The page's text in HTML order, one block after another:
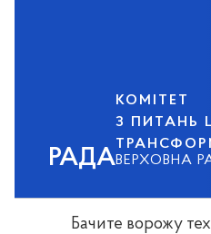
РАДА
КОМІТЕТ
З ПИТАНЬ
ВЕРХОВНА
Бачите ворожу